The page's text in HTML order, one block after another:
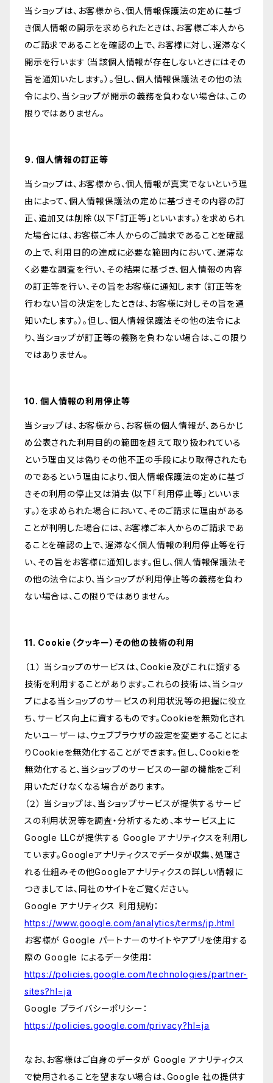
当ショップは、お客様から、個人情報保護法の定めに基づ
き個人情報の開示を求められたときは、お客様ご本人から
のご請求であることを確認の上で、お客様に対し、遅滞なく
開示を行います（当該個人情報が存在しないときにはその
旨を通知いたします。）。但し、個人情報保護法その他の法
令により、当ショップが開示の義務を負わない場合は、この
限りではありません。
9. 個人情報の訂正等
当ショップは、お客様から、個人情報が真実でないという理
由によって、個人情報保護法の定めに基づきその内容の訂
正、追加又は削除（以下「訂正等」といいます。）を求められ
た場合には、お客様ご本人からのご請求であることを確認
の上で、利用目的の達成に必要な範囲内において、遅滞な
く必要な調査を行い、その結果に基づき、個人情報の内容
の訂正等を行い、その旨をお客様に通知します（訂正等を
行わない旨の決定をしたときは、お客様に対しその旨を通
知いたします。）。但し、個人情報保護法その他の法令によ
り、当ショップが訂正等の義務を負わない場合は、この限り
ではありません。
10. 個人情報の利用停止等
当ショップは、お客様から、お客様の個人情報が、あらかじ
め公表された利用目的の範囲を超えて取り扱われている
という理由又は偽りその他不正の手段により取得されたも
のであるという理由により、個人情報保護法の定めに基づ
きその利用の停止又は消去（以下「利用停止等」といいま
す。）を求められた場合において、そのご請求に理由がある
ことが判明した場合には、お客様ご本人からのご請求であ
ることを確認の上で、遅滞なく個人情報の利用停止等を行
い、その旨をお客様に通知します。但し、個人情報保護法そ
の他の法令により、当ショップが利用停止等の義務を負わ
ない場合は、この限りではありません。
11. Cookie（クッキー）その他の技術の利用
（１） 当ショップのサービスは、Cookie及びこれに類する
技術を利用することがあります。これらの技術は、当ショッ
プによる当ショップのサービスの利用状況等の把握に役立
ち、サービス向上に資するものです。Cookieを無効化され
たいユーザーは、ウェブブラウザの設定を変更することによ
りCookieを無効化することができます。但し、Cookieを
無効化すると、当ショップのサービスの一部の機能をご利
用いただけなくなる場合があります。
（２） 当ショップは、当ショップサービスが提供するサービ
スの利用状況等を調査・分析するため、本サービス上に
Google LLCが提供する Google アナリティクスを利用し
ています。Googleアナリティクスでデータが収集、処理さ
れる仕組みその他Googleアナリティクスの詳しい情報に
つきましては、同社のサイトをご覧ください。
Google アナリティクス 利用規約：
https://www.google.com/analytics/terms/jp.html
お客様が Google パートナーのサイトやアプリを使用する
際の Google によるデータ使用：
https://policies.google.com/technologies/partner-
sites?hl=ja
Google プライバシーポリシー：
https://policies.google.com/privacy?hl=ja
なお、お客様はご自身のデータが Google アナリティクス
で使用されることを望まない場合は、Google 社の提供す